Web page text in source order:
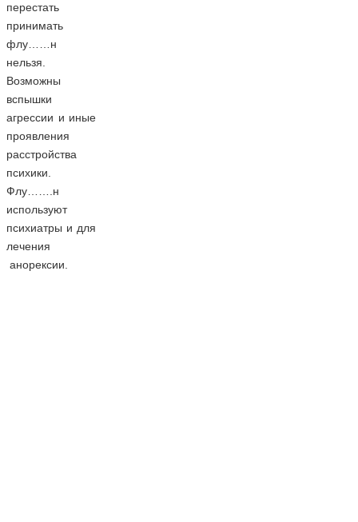
перестать
принимать
флу……н
нельзя.
Возможны
вспышки
агрессии и иные
проявления
расстройства
психики.
Флу…….н
используют
психиатры и для
лечения
анорексии.